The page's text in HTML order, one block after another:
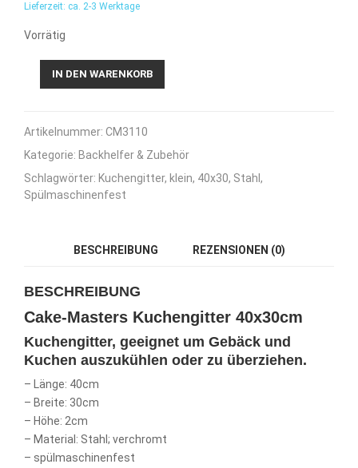
Lieferzeit: ca. 2-3 Werktage
Vorrätig
Menge
IN DEN WARENKORB
Artikelnummer: CM3110
Kategorie: Backhelfer & Zubehör
Schlagwörter: Kuchengitter, klein, 40x30, Stahl ,
Spülmaschinenfest
BESCHREIBUNG REZENSIONEN (0)
BESCHREIBUNG
Cake-Masters Kuchengitter 40x30cm
Kuchengitter, geeignet um Gebäck und
Kuchen auszukühlen oder zu überziehen.
– Länge: 40cm
– Breite: 30cm
– Höhe: 2cm
– Material: Stahl; verchromt
– spülmaschinenfest